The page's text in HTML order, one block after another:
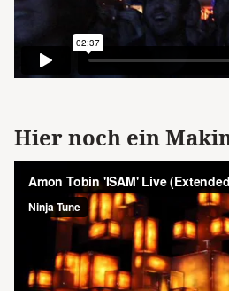
Hier noch ein